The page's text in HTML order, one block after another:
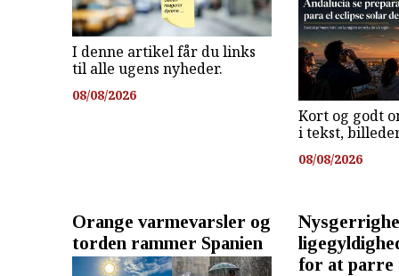
I denne artikel får du links
til alle ugens nyheder.
08/08/2026
Kort og godt
i tekst,
08/08/2026
Orange varmevarsler og
torden rammer Spanien
for at parre